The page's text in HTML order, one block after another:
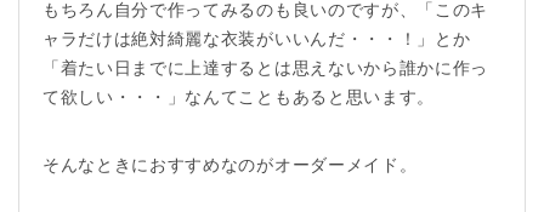
もちろん自分で作ってみるのも良いのですが、「このキ
ャラだけは絶対綺麗な衣装がいいんだ・・・！」とか
「着たい日までに上達するとは思えないから誰かに作っ
て欲しい・・・」なんてこともあると思います。
そんなときにおすすめなのがオーダーメイド。